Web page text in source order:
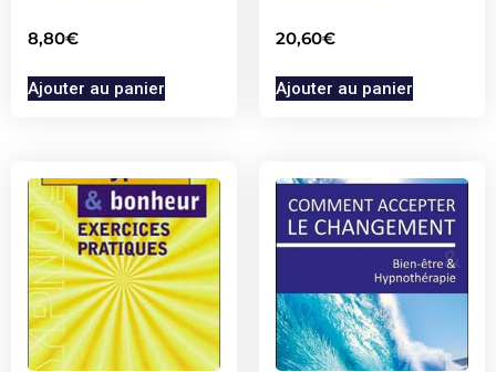
8,80€
Ajouter au panier
20,60€
Ajouter au panier